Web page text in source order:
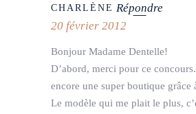
CHARLÈNE Répondre
20 février 2012
Bonjour Madame Dentelle!
D’abord, merci pour ce
encore une super boutique grâce
Le modèle qui me plait le plus,